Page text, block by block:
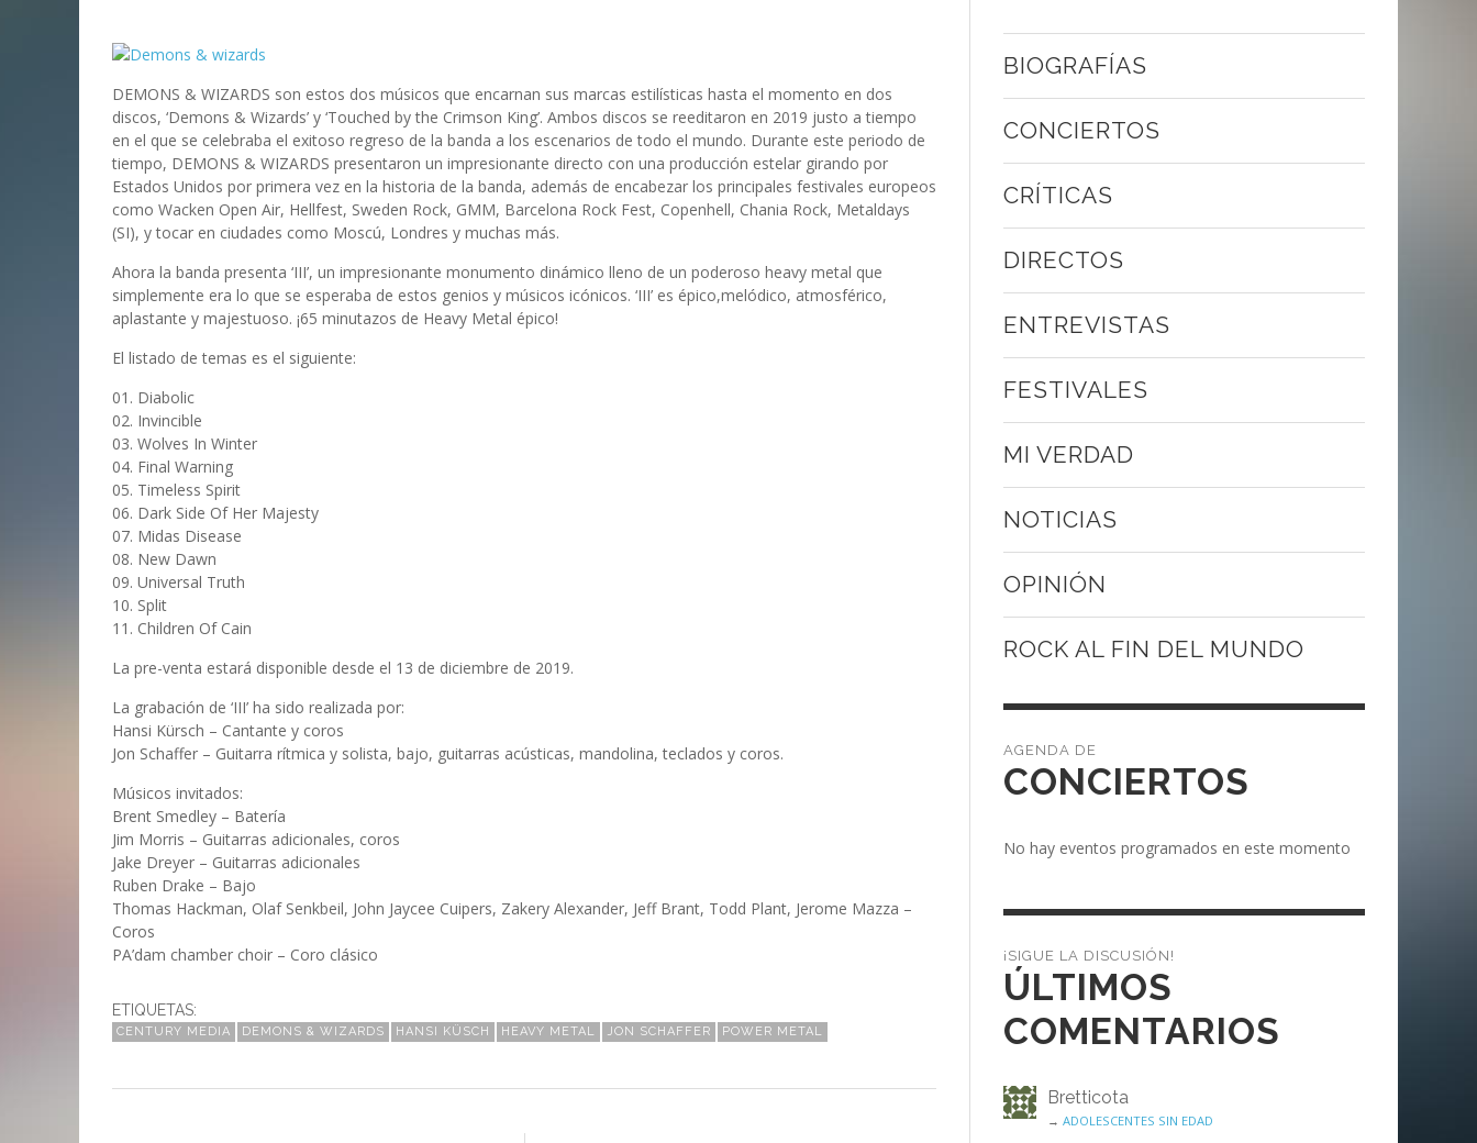
DEMONS & WIZARDS son estos dos músicos que encarnan sus marcas estilísticas hasta el momento en dos
discos, ‘Demons & Wizards’ y ‘Touched by the Crimson King’. Ambos discos se reeditaron en 2019 justo a tiempo
en el que se celebraba el exitoso regreso de la banda a los escenarios de todo el mundo. Durante este periodo de
tiempo, DEMONS & WIZARDS presentaron un impresionante directo con una producción estelar girando por
Estados Unidos por primera vez en la historia de la banda, además de encabezar los principales festivales europeos
como Wacken Open Air, Hellfest, Sweden Rock, GMM, Barcelona Rock Fest, Copenhell, Chania Rock, Metaldays
(SI), y tocar en ciudades como Moscú, Londres y muchas más.
Ahora la banda presenta ‘III’, un impresionante monumento dinámico lleno de un poderoso heavy metal que
simplemente era lo que se esperaba de estos genios y músicos icónicos. ‘III’ es épico,melódico, atmosférico,
aplastante y majestuoso. ¡65 minutazos de Heavy Metal épico!
El listado de temas es el siguiente:
01. Diabolic
02. Invincible
03. Wolves In Winter
04. Final Warning
05. Timeless Spirit
06. Dark Side Of Her Majesty
07. Midas Disease
08. New Dawn
09. Universal Truth
10. Split
11. Children Of Cain
La pre-venta estará disponible desde el 13 de diciembre de 2019.
La grabación de ‘III’ ha sido realizada por:
Hansi Kürsch – Cantante y coros
Jon Schaffer – Guitarra rítmica y solista, bajo, guitarras acústicas, mandolina, teclados y coros.
Músicos invitados:
Brent Smedley – Batería
Jim Morris – Guitarras adicionales, coros
Jake Dreyer – Guitarras adicionales
Ruben Drake – Bajo
Thomas Hackman, Olaf Senkbeil, John Jaycee Cuipers, Zakery Alexander, Jeff Brant, Todd Plant, Jerome Mazza –
Coros
PA’dam chamber choir – Coro clásico
ETIQUETAS:
CENTURY MEDIA DEMONS & WIZARDS HANSI KÜSCH HEAVY METAL JON SCHAFFER POWER METAL
BIOGRAFÍAS
CONCIERTOS
CRÍTICAS
DIRECTOS
ENTREVISTAS
FESTIVALES
MI VERDAD
NOTICIAS
OPINIÓN
ROCK AL FIN DEL MUNDO
CONCIERTOS
No hay eventos programados en este momento
¡SIGUE LA DISCUSIÓN!
ÚLTIMOS
COMENTARIOS
Bretticota
→ ADOLESCENTES SIN EDAD